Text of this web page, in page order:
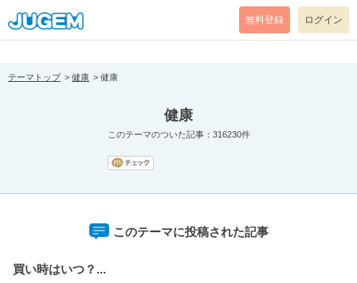
[pear_error: message="Success" code=0 mode=return level=notice
prefix="" info=""]
無料登録 ログイン
テーマトップ 健康 健康
健康
このテーマのついた記事：316230件
このテーマに投稿された記事
買い時はいつ？...